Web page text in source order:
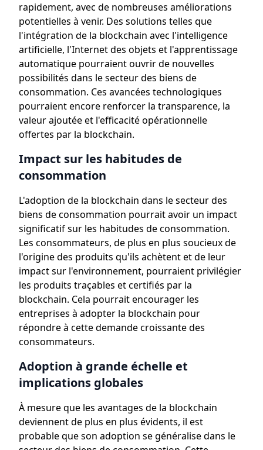
rapidement, avec de nombreuses améliorations
potentielles à venir. Des solutions telles que
l'intégration de la blockchain avec l'intelligence
artificielle, l'Internet des objets et l'apprentissage
automatique pourraient ouvrir de nouvelles
possibilités dans le secteur des biens de
consommation. Ces avancées technologiques
pourraient encore renforcer la transparence, la
valeur ajoutée et l'efficacité opérationnelle
offertes par la blockchain.
Impact sur les habitudes de
consommation
L'adoption de la blockchain dans le secteur des
biens de consommation pourrait avoir un impact
significatif sur les habitudes de consommation.
Les consommateurs, de plus en plus soucieux de
l'origine des produits qu'ils achètent et de leur
impact sur l'environnement, pourraient privilégier
les produits traçables et certifiés par la
blockchain. Cela pourrait encourager les
entreprises à adopter la blockchain pour
répondre à cette demande croissante des
consommateurs.
Adoption à grande échelle et
implications globales
À mesure que les avantages de la blockchain
deviennent de plus en plus évidents, il est
probable que son adoption se généralise dans le